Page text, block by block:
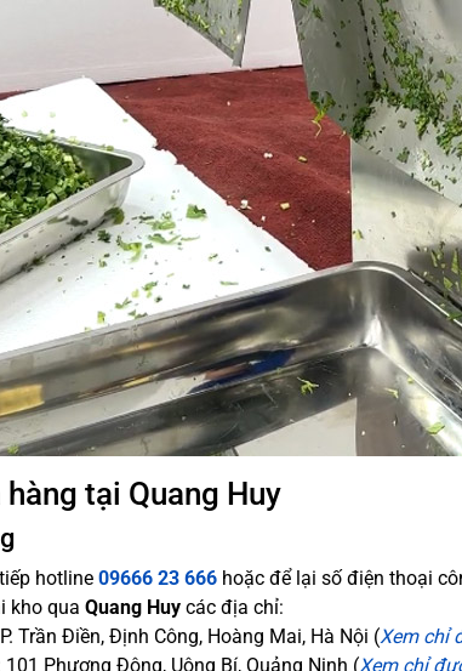
tại Quang Huy
hotline 09666 23 666 hoặc để lại số điện thoại
kho qua Quang Huy các địa chỉ:
Trần Điền, Định Công, Hoàng Mai, Hà Nội (Xem chỉ
101 Phương Đông, Uông Bí, Quảng Ninh (Xem chỉ